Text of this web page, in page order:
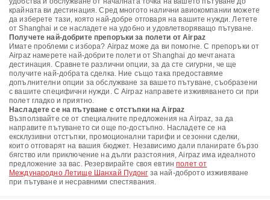
крайната ви дестинация. Сред многото налични авиокомпании можете
да изберете тази, която най-добре отговаря на вашите нужди. Летете
от Shanghai и се насладете на удобно и удовлетворяващо пътуване.
Получете най-добрите препоръки за полети от Airpaz
Имате проблеми с избора? Airpaz може да ви помогне. С препоръки от
Airpaz намерете най-добрите полети от Shanghai до мечтаната
дестинация. Сравнете различни опции, за да сте сигурни, че ще
получите най-добрата сделка. Ние също така предоставяме
допълнителни опции за обслужване за вашето пътуване, съобразени
с вашите специфични нужди. С Airpaz направете изживяването си при
полет гладко и приятно.
Насладете се на пътуване с отстъпки на Airpaz
Възползвайте се от специалните предложения на Airpaz, за да
направите пътуването си още по-достъпно. Насладете се на
ексклузивни отстъпки, промоционални тарифи и сезонни сделки,
които отговарят на вашия бюджет. Независимо дали планирате бързо
бягство или приключение на дълги разстояния, Airpaz има идеалното
предложение за вас. Резервирайте своя евтинполет от
Международно Летище Шанхай Пудонг за най-доброто изживяване
при пътуване и несравними спестявания.